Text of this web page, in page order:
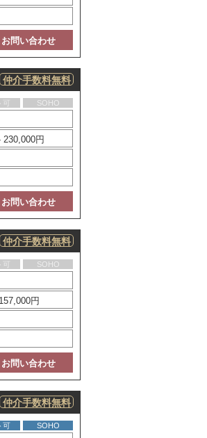
問い合わせ
仲介手数料無料
SOHO
230,000円
問い合わせ
仲介手数料無料
SOHO
円
問い合わせ
仲介手数料無料
可 SOHO